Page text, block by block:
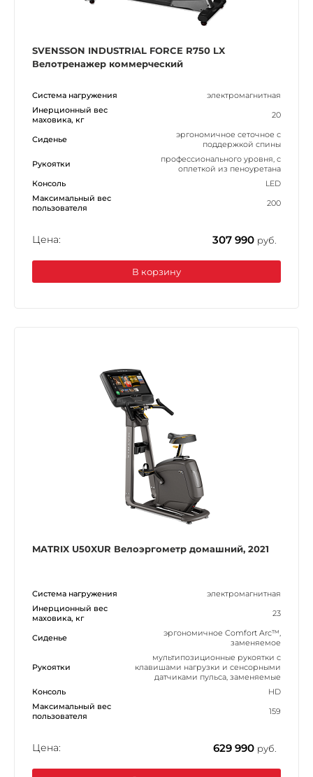
SVENSSON INDUSTRIAL FORCE R750 LX
Велотренажер коммерческий
Система нагружения
электромагнитная
Инерционный вес
маховика, кг
20
Сиденье
эргономичное сеточное с
поддержкой спины
Рукоятки
профессионального уровня, с
оплеткой из пеноуретана
Консоль
LED
Максимальный вес
пользователя
200
Цена: 307 990 руб.
В корзину
MATRIX U50XUR Велоэргометр домашний, 2021
Система нагружения
электромагнитная
Инерционный вес
маховика, кг
23
Сиденье
эргономичное Comfort Arc™,
заменяемое
Рукоятки
мультипозиционные рукоятки с
клавишами нагрузки и сенсорными
датчиками пульса, заменяемые
Консоль
HD
Максимальный вес
пользователя
159
Цена: 629 990 руб.